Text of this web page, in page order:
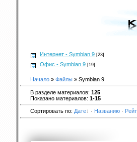
Интернет - Symbian 9 [23]
Офис - Symbian 9 [19]
Начало » Файлы » Symbian 9
В разделе материалов: 125
Показано материалов: 1-15
Сортировать по: Дате · Названию ·